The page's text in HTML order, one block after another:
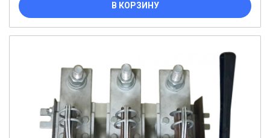
В КОРЗИНУ